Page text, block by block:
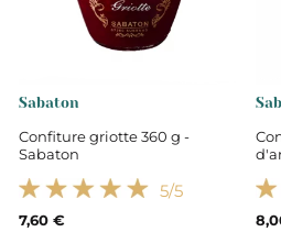
Sabaton
Confiture griotte 360 g -
Sabaton
5/5
7,60 €